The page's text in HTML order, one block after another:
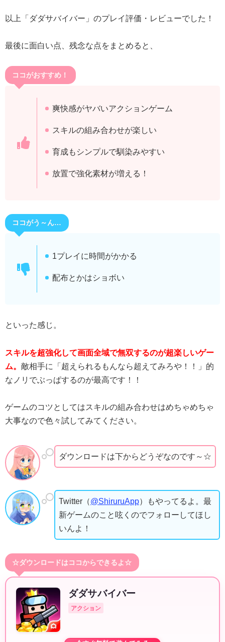
以上「ダダサバイバー」のプレイ評価・レビューでした！
最後に面白い点、残念な点をまとめると、
ココがおすすめ！
爽快感がヤバいアクションゲーム
スキルの組み合わせが楽しい
育成もシンプルで馴染みやすい
放置で強化素材が増える！
ココがう～ん…
1プレイに時間がかかる
配布とかはショボい
といった感じ。
スキルを超強化して画面全域で無双するのが超楽しいゲー
ム。 敵相手に「超えられるもんなら超えてみろや！！」的
なノリでぶっぱするのが最高です！！
ゲームのコツとしてはスキルの組み合わせはめちゃめちゃ
大事なので色々試してみてください。
ダウンロードは下からどうぞなのです～☆
Twitter（@ShiruruApp）もやってるよ。最
新ゲームのこと呟くのでフォローしてほし
いんよ！
☆ダウンロードはココからできるよ☆
ダダサバイバー
アクション